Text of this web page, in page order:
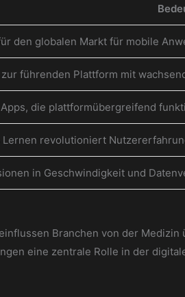
den globalen Markt für mobile
führenden Plattform mit
die plattformübergreifend
Lernen revolutioniert
in Geschwindigkeit und
Branchen von der
eine zentrale Rolle in der